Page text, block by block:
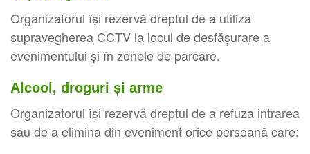
Organizatorul își rezervă dreptul de a utiliza
supravegherea CCTV la locul de desfășurare a
evenimentului și în zonele de parcare.
Alcool, droguri și arme
Organizatorul își rezervă dreptul de a refuza intrarea
sau de a elimina din eveniment orice persoană care: